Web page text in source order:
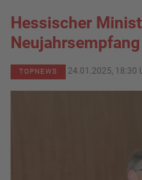
Hessischer
TOPNEWS 24.01.2025, 18:30